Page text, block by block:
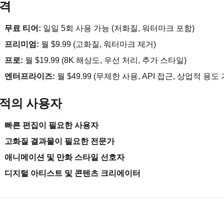
무료 티어: 일일 5회 사용 가능 (저화질, 워터마크 포함)
프리미엄: 월 $9.99 (고화질, 워터마크 제거)
프로: 월 $19.99 (8K 해상도, 우선 처리, 추가 스타일)
엔터프라이즈: 월 $49.99 (무제한 사용, API 접근, 상업적 용도
의 사용자
빠른 편집이 필요한 사용자
고화질 결과물이 필요한 전문가
애니메이션 및 만화 스타일 선호자
디지털 아티스트 및 콘텐츠 크리에이터